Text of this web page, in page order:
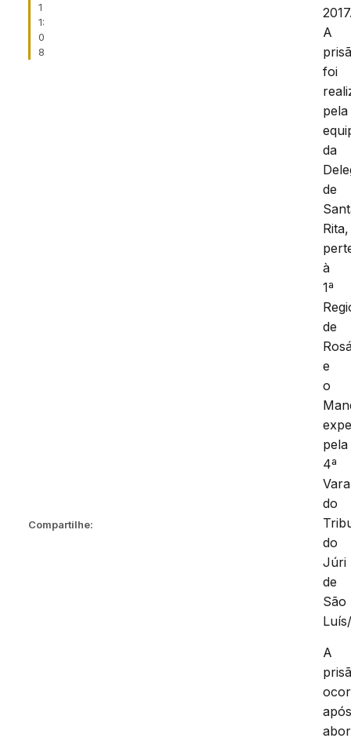
1
1:
0
8
Compartilhe:
A
foi
pela
da
de
Rita,
à
1ª
de
e
o
pela
4ª
Vara
do
do
Júri
de
São
A